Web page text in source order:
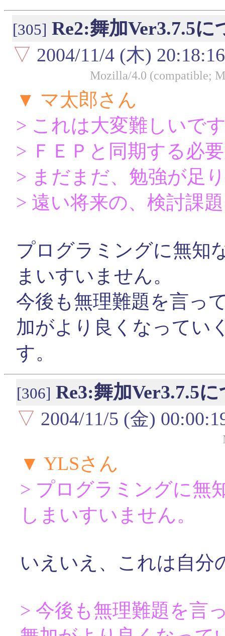
[305] Re2:舞加Ver3.7.5
▽ 2004/11/4 (木) 20:18:16
Mozilla/4.0 (compatible;
▼ マ太郎さん
> これは大変難しいで
> ＦＥＰと同期する必
> まだまだ、勉強が足
> 遠い将来の、検討課
プログラミングに無知
まいすいません。
今後も無理難題を言っ
加がより良くなってい
す。
[306] Re3:舞加Ver3.7.5
▽ 2004/11/5 (金)
▼ YLSさん
> プログラミングに無
しまいすいません。
いえいえ、これは自分
> 今後も無理難題を言